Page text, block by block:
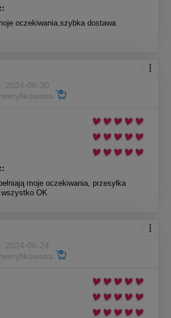
oczekiwania,szybka dostawa
2024-06-30
moje oczekiwania, przesyłka
wszystko OK
2024-06-24